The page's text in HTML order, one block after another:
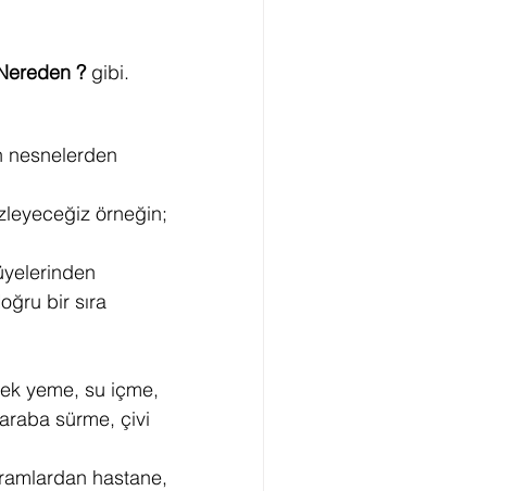
? gibi.
nesnelerden
örneğin;
bir sıra
yeme, su içme,
sürme, çivi
hastane,